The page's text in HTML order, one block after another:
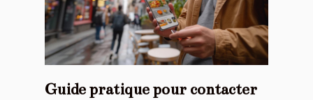
Guide pratique pour contacter